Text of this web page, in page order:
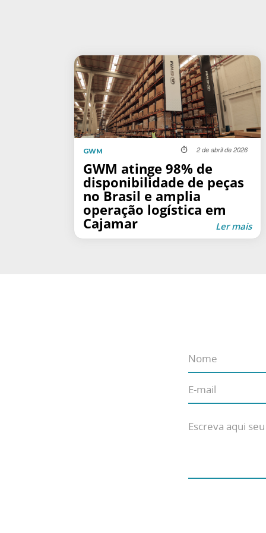
GWM 2 de abril de 2026
GWM atinge 98% de
disponibilidade de peças
no Brasil e amplia
operação logística em
Cajamar Ler mais